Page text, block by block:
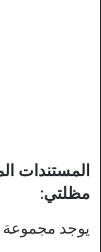
المستندات
مظلتي:
يوجد